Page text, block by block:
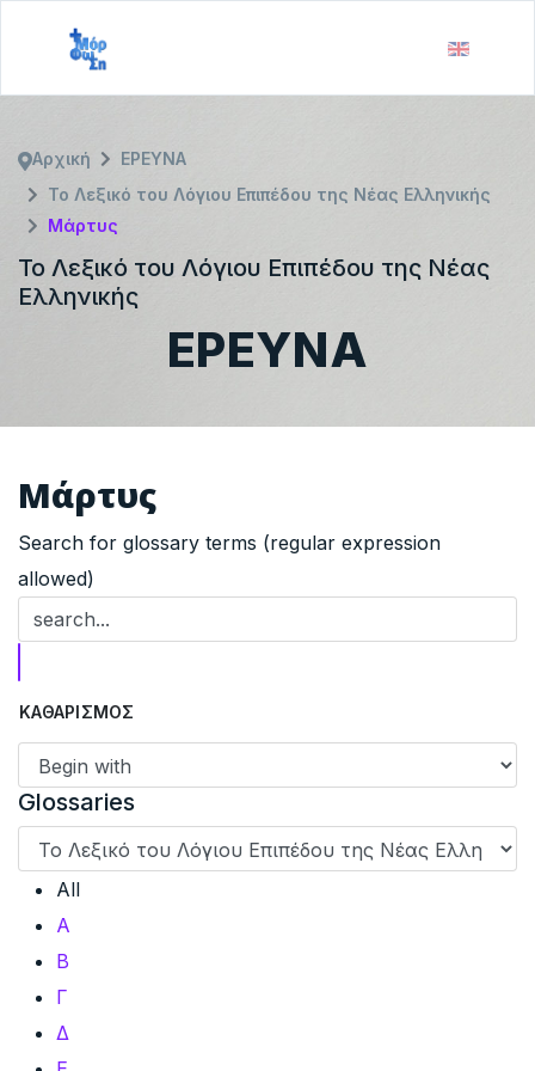
ΕΡΕΥΝΑ
Το Λεξικό του Λόγιου Επιπέδου της Νέας
Ελληνικής
Αρχική
ΕΡΕΥΝΑ
Το Λεξικό του Λόγιου Επιπέδου της Νέας Ελληνικής
Μάρτυς
Μάρτυς
Search for glossary terms (regular expression
allowed)
Glossaries
All
Α
Β
Γ
Δ